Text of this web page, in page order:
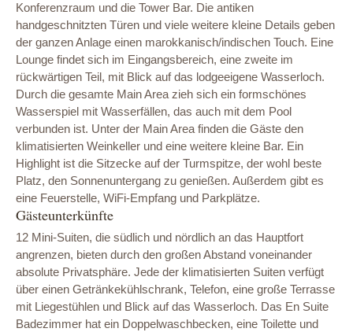
Konferenzraum und die Tower Bar. Die antiken
handgeschnitzten Türen und viele weitere kleine Details geben
der ganzen Anlage einen marokkanisch/indischen Touch. Eine
Lounge findet sich im Eingangsbereich, eine zweite im
rückwärtigen Teil, mit Blick auf das lodgeeigene Wasserloch.
Durch die gesamte Main Area zieh sich ein formschönes
Wasserspiel mit Wasserfällen, das auch mit dem Pool
verbunden ist. Unter der Main Area finden die Gäste den
klimatisierten Weinkeller und eine weitere kleine Bar. Ein
Highlight ist die Sitzecke auf der Turmspitze, der wohl beste
Platz, den Sonnenuntergang zu genießen. Außerdem gibt es
eine Feuerstelle, WiFi-Empfang und Parkplätze.
Gästeunterkünfte
12 Mini-Suiten, die südlich und nördlich an das Hauptfort
angrenzen, bieten durch den großen Abstand voneinander
absolute Privatsphäre. Jede der klimatisierten Suiten verfügt
über einen Getränkekühlschrank, Telefon, eine große Terrasse
mit Liegestühlen und Blick auf das Wasserloch. Das En Suite
Badezimmer hat ein Doppelwaschbecken, eine Toilette und